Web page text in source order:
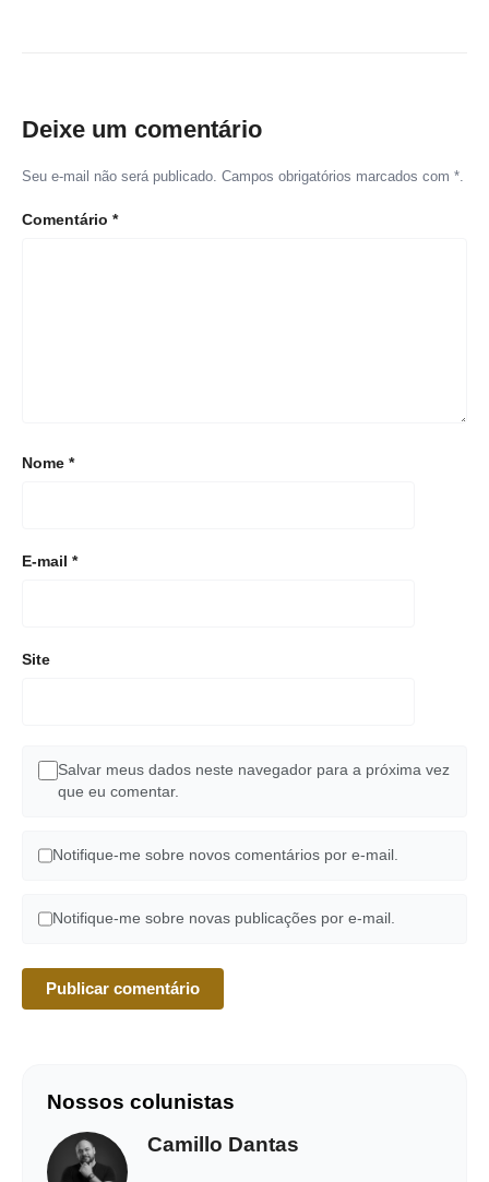
Deixe um comentário
Seu e-mail não será publicado. Campos obrigatórios marcados com *.
Comentário *
Nome *
E-mail *
Site
Salvar meus dados neste navegador para a próxima vez
que eu comentar.
Notifique-me sobre novos comentários por e-mail.
Notifique-me sobre novas publicações por e-mail.
Nossos colunistas
Camillo Dantas